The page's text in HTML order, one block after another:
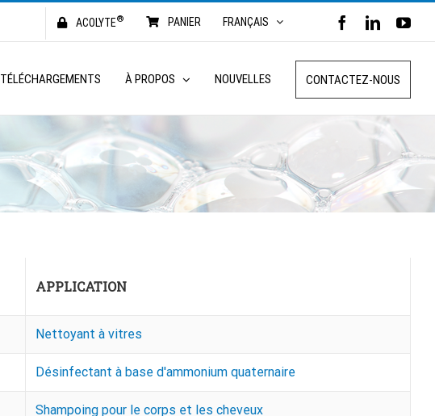
ACOLYTE® PANIER FRANÇAIS FACEBOOK
TÉLÉCHARGEMENTS À PROPOS NOUVELLES CONTACTEZ-NOUS
APPLICATION
Nettoyant à vitres
Désinfectant à base d'ammonium quaternaire
Shampoing pour le corps et les cheveux